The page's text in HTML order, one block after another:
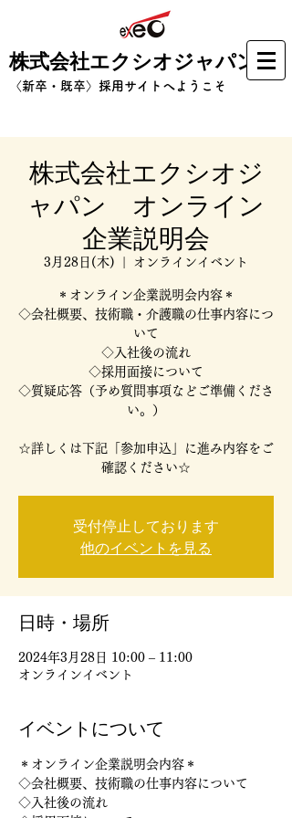
株式会社エクシオジャパン
​〈新卒・既卒〉採用サイトへようこそ
株式会社エクシオジ
ャパン オンライン
企業説明会
3月28日(木) オンラインイベント
＊オンライン企業説明会内容＊
◇会社概要、技術職・介護職の仕事内容につ
いて
◇入社後の流れ
◇採用面接について
◇質疑応答（予め質問事項などご準備くださ
い。）
☆詳しくは下記「参加申込」に進み内容をご
確認ください☆
受付停止しております
他のイベントを見る
日時・場所
2024年3月28日 10:00 – 11:00
オンラインイベント
イベントについて
＊オンライン企業説明会内容＊
◇会社概要、技術職の仕事内容について
◇入社後の流れ